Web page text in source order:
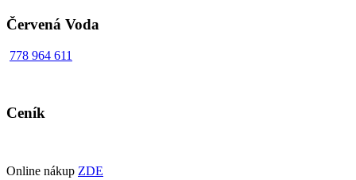
Červená Voda
778 964 611
Ceník
Online nákup ZDE